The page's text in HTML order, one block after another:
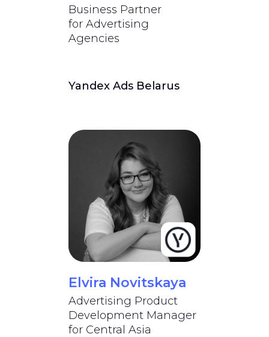
Business Partner
for Advertising
Agencies
Yandex Ads Belarus
Elvira Novitskaya
Advertising Product
Development Manager
for Central Asia